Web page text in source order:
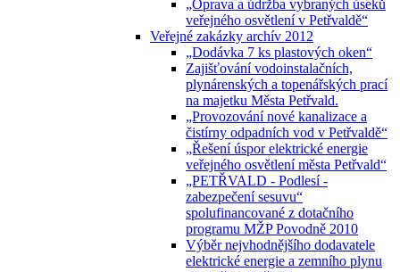
„Oprava a údržba vybraných úseků
veřejného osvětlení v Petřvaldě“
Veřejné zakázky archív 2012
„Dodávka 7 ks plastových oken“
Zajišťování vodoinstalačních,
plynárenských a topenářských prací
na majetku Města Petřvald.
„Provozování nové kanalizace a
čistírny odpadních vod v Petřvaldě“
„Řešení úspor elektrické energie
veřejného osvětlení města Petřvald“
„PETŘVALD - Podlesí -
zabezpečení sesuvu“
spolufinancované z dotačního
programu MŽP Povodně 2010
Výběr nejvhodnějšího dodavatele
elektrické energie a zemního plynu